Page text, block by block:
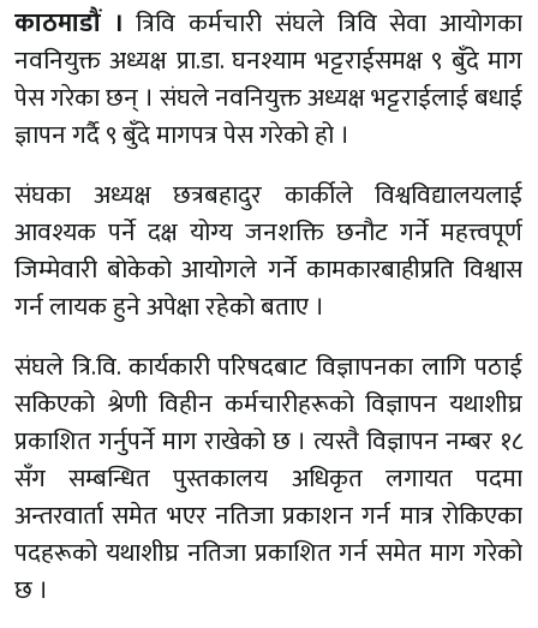
काठमाडौं । त्रिवि कर्मचारी संघले त्रिवि सेवा आयोगका
नवनियुक्त अध्यक्ष प्रा.डा. घनश्याम भट्टराईसमक्ष ९ बुँदे माग
पेस गरेका छन् । संघले नवनियुक्त अध्यक्ष भट्टराईलाई बधाई
ज्ञापन गर्दै ९ बुँदे मागपत्र पेस गरेको हो ।
संघका अध्यक्ष छत्रबहादुर कार्कीले विश्वविद्यालयलाई
आवश्यक पर्ने दक्ष योग्य जनशक्ति छनौट गर्ने महत्त्वपूर्ण
जिम्मेवारी बोकेको आयोगले गर्ने कामकारबाहीप्रति विश्वास
गर्न लायक हुने अपेक्षा रहेको बताए ।
संघले त्रि.वि. कार्यकारी परिषदबाट विज्ञापनका लागि पठाई
सकिएको श्रेणी विहीन कर्मचारीहरूको विज्ञापन यथाशीघ्र
प्रकाशित गर्नुपर्ने माग राखेको छ । त्यस्तै विज्ञापन नम्बर १८
सँग सम्बन्धित पुस्तकालय अधिकृत लगायत पदमा
अन्तरवार्ता समेत भएर नतिजा प्रकाशन गर्न मात्र रोकिएका
पदहरूको यथाशीघ्र नतिजा प्रकाशित गर्न समेत माग गरेको
छ ।